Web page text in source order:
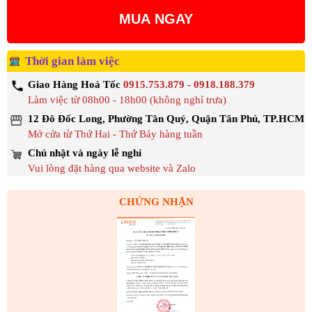
MUA NGAY
Thời gian làm việc
Giao Hàng Hoả Tốc 0915.753.879 - 0918.188.379
Làm việc từ 08h00 - 18h00 (không nghỉ trưa)
12 Đô Đốc Long, Phường Tân Quý, Quận Tân Phú, TP.HCM
Mở cửa từ Thứ Hai - Thứ Bảy hàng tuần
Chủ nhật và ngày lễ nghỉ
Vui lòng đặt hàng qua website và Zalo
CHỨNG NHẬN